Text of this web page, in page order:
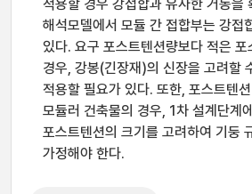
적용할 경우 강접합과 유사한 거동을
해석모델에서 모듈 간 접합부는 강접
있다. 요구 포스트텐션량보다 적은
경우, 강봉(긴장재)의 신장을 고려할
적용할 필요가 있다. 또한, 포스트텐
모듈러 건축물의 경우, 1차 설계단계
포스트텐션의 크기를 고려하여 기둥
가정해야 한다.